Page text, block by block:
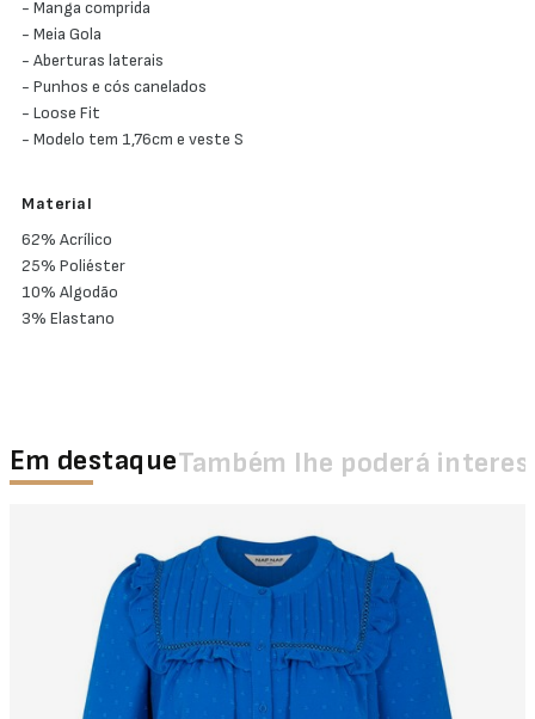
- Manga comprida
- Meia Gola
- Aberturas laterais
- Punhos e cós canelados
- Loose Fit
- Modelo tem 1,76cm e veste S
Material
62% Acrílico
25% Poliéster
10% Algodão
3% Elastano
Em destaqueTambém lhe poderá